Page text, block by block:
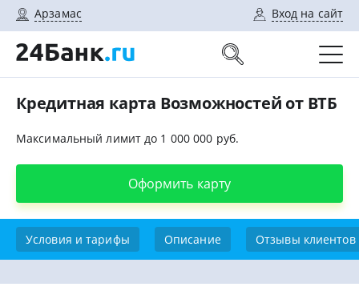
Арзамас Вход на сайт
Кредитная карта Возможностей от ВТБ
Максимальный лимит до 1 000 000 руб.
Оформить карту
Условия и тарифы Описание Отзывы клиентов